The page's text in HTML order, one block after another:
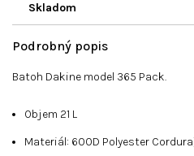
Skladom
Podrobný popis
Batoh Dakine model 365 Pack.
Objem 21 L
Materiál: 600D Polyester